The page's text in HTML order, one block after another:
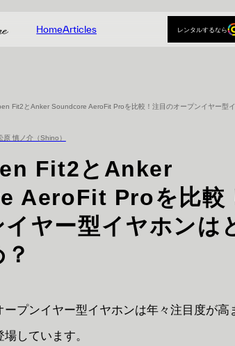
HomeArticles
レンタルするなら
Fit2とAnker Soundcore AeroFit Proを比較！注目のオープンイヤー型
原 慎ノ介（Shino）
Fit2とAnker
AeroFit Proを比較
ヤー型イヤホンは
プンイヤー型イヤホンは年々注目度が高
しています。